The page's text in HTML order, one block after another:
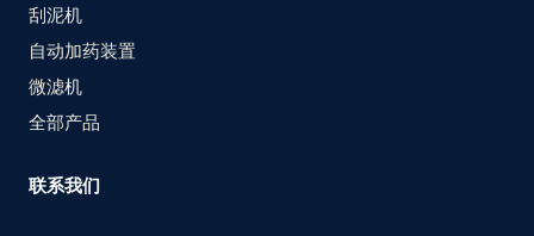
刮泥机
自动加药装置
微滤机
全部产品
联系我们